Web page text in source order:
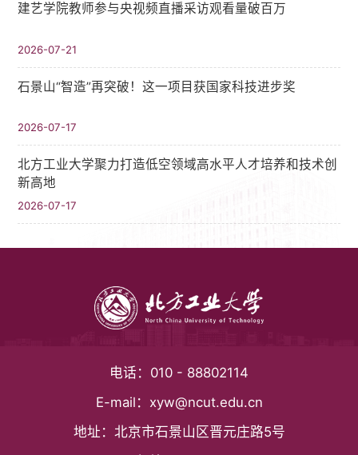
建艺学院教师参与央视频直播采访观看量破百万
2026-07-21
石景山“智造”再突破！这一项目获国家科技进步奖
2026-07-17
北方工业大学聚力打造低空领域高水平人才培养和技术创
新高地
2026-07-17
电话： 010 - 88802114
E-mail： xyw@ncut.edu.cn
地址： 北京市石景山区晋元庄路5号